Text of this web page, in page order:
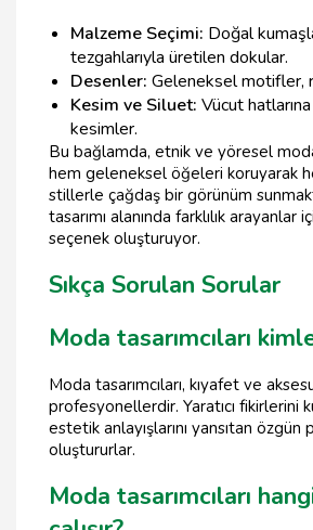
Malzeme Seçimi: Doğal
tezgahlarıyla üretilen dokular.
Desenler: Geleneksel motifler,
Kesim ve Siluet: Vücut
kesimler.
Bu bağlamda, etnik ve yöresel
hem geleneksel öğeleri koruyarak
stillerle çağdaş bir görünüm
tasarımı alanında farklılık arayanlar
seçenek oluşturuyor.
Sıkça Sorulan Sorular
Moda tasarımcıları
Moda tasarımcıları, kıyafet ve
profesyonellerdir. Yaratıcı fikirlerini
estetik anlayışlarını yansıtan özgün
oluştururlar.
Moda tasarımcıları